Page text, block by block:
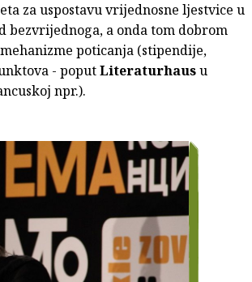
za uspostavu vrijednosne ljestvice u
a onda tom dobrom
poticanja (stipendije,
- poputLiteraturhausu
npr.).